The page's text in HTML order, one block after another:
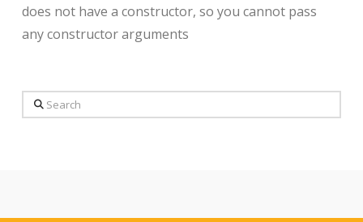
does not have a constructor, so you cannot pass
any constructor arguments
Search